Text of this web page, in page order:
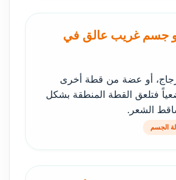
أو جسم غريب عالق في
أو عضة من قطة أخرى
فتلعق القطة المنطقة بشكل
الشعر.
الجسم